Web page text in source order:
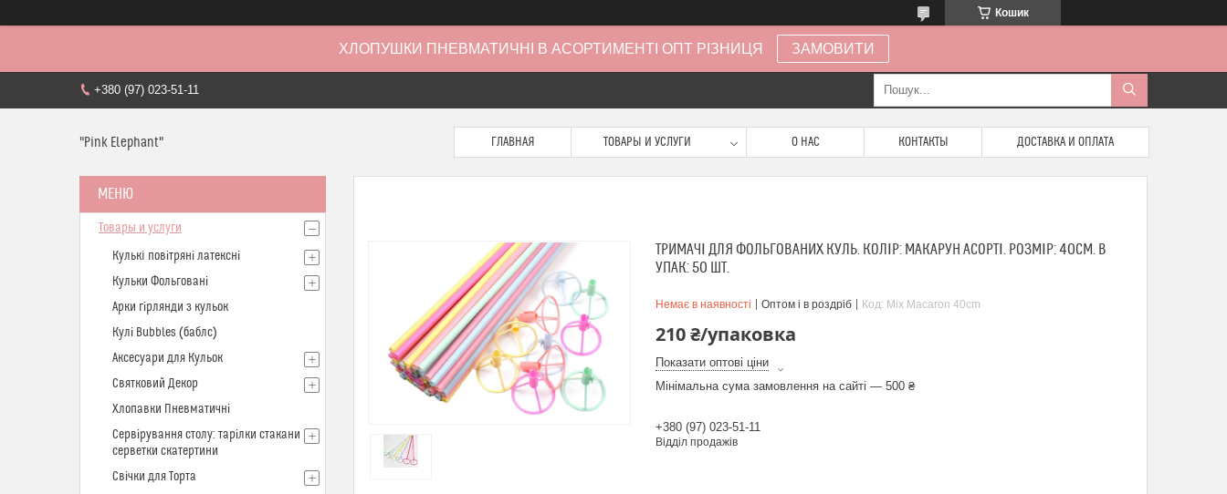
Кошик
ХЛОПУШКИ ПНЕВМАТИЧНІ В АСОРТИМЕНТІ ОПТ РІЗНИЦЯ ЗАМОВИТИ
+380 (97) 023-51-11
"Pink Elephant" ГЛАВНАЯ ТОВАРЫ И УСЛУГИ О НАС КОНТАКТЫ ДОСТАВКА И ОПЛАТА
ТРИМАЧІ ДЛЯ ФОЛЬГОВАНИХ КУЛЬ. КОЛІР: МАКАРУН АСОРТІ. РОЗМІР: 40СМ. В
УПАК: 50 ШТ.
Немає в наявності Оптом і в роздріб Код: Mix Macaron 40cm
210 ₴/упаковка
Показати оптові ціни
Мінімальна сума замовлення на сайті — 500 ₴
+380 (97) 023-51-11
Відділ продажів
Товары и услуги
Кулькi повітряні латексні
Кульки Фольговані
Арки гірлянди з кульок
Кулі Bubbles (баблс)
Аксесуари для Кульок
Святковий Декор
Хлопавки Пневматичні
Сервірування столу: тарілки стакани
серветки скатертини
Свічки для Торта